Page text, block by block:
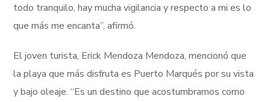
todo tranquilo, hay mucha vigilancia y respecto a mi es lo
que más me encanta”, afirmó.
El joven turista, Erick Mendoza Mendoza, mencionó que
la playa que más disfruta es Puerto Marqués por su vista
y bajo oleaje. “Es un destino que acostumbramos como